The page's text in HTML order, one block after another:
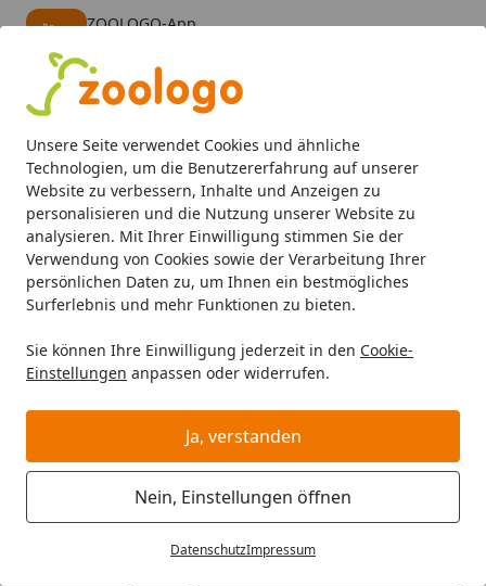
Unsere Seite verwendet Cookies und ähnliche
Technologien, um die Benutzererfahrung auf unserer
Website zu verbessern, Inhalte und Anzeigen zu
personalisieren und die Nutzung unserer Website zu
analysieren. Mit Ihrer Einwilligung stimmen Sie der
Verwendung von Cookies sowie der Verarbeitung Ihrer
persönlichen Daten zu, um Ihnen ein bestmögliches
Surferlebnis und mehr Funktionen zu bieten.
Sie können Ihre Einwilligung jederzeit in den Cookie-
Einstellungen anpassen oder widerrufen.
Ja, verstanden
Nein, Einstellungen öffnen
DatenschutzImpressum
ZOOLOGO-App
Alle Produkte
Mein Konto
Suchen
Ergänzungsfutter
Kleintier Kleintierfutter Ergänzungsfutter
In der Kategorie Ergänzungsfutter für Kleintiere finden
Sie eine sorgfältig zusammengestellte Auswahl an Futter,